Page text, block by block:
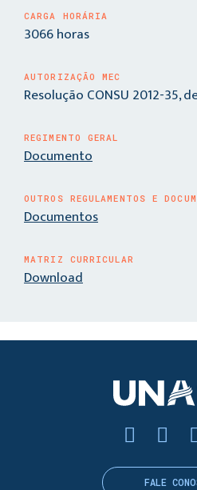
CARGA HORÁRIA
3066 horas
AUTORIZAÇÃO MEC
Resolução CONSU 2012-35,
REGIMENTO GERAL
Documento
OUTROS REGULAMENTOS E
Documentos
MATRIZ CURRICULAR
Download
FALE